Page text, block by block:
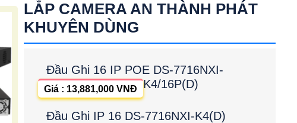
LẮP CAMERA AN THÀNH PHÁT
KHUYÊN DÙNG
Đầu Ghi 16 IP POE DS-7716NXI-
K4/16P(D)
Giá : 13,881,000 VNĐ
Đầu Ghi IP 16 DS-7716NXI-K4(D)